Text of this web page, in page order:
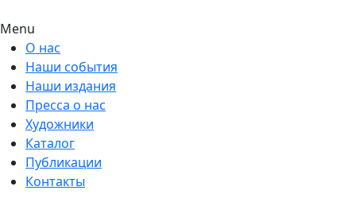
Menu
О нас
Наши события
Наши издания
Пресса о нас
Художники
Каталог
Публикации
Контакты